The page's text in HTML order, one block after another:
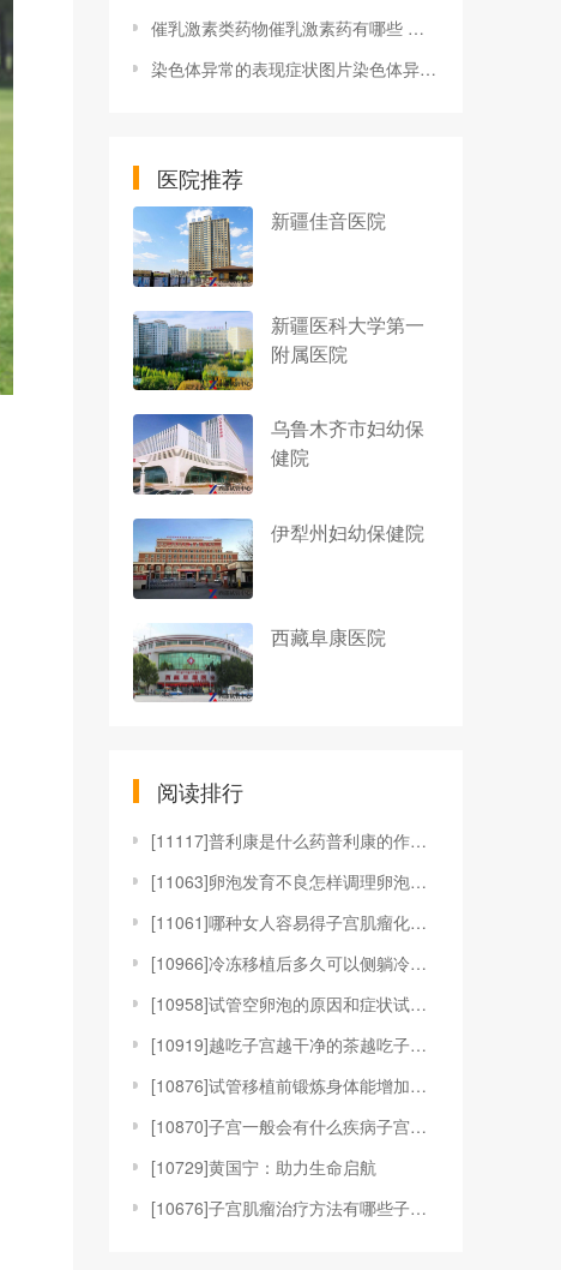
催乳激素类药物催乳激素药有哪些 治疗催乳激素高的中药方子有哪些
染色体异常的表现症状图片染色体异常—染色体数目异常
医院推荐
新疆佳音医院
新疆医科大学第一
附属医院
乌鲁木齐市妇幼保
健院
伊犁州妇幼保健院
西藏阜康医院
阅读排行
[11117]普利康是什么药普利康的作用和疗效是什么普
[11063]卵泡发育不良怎样调理卵泡发育不良是什么原
[11061]哪种女人容易得子宫肌瘤化解子宫肌瘤的食物
[10966]冷冻移植后多久可以侧躺冷冻胚胎移植后可以
[10958]试管空卵泡的原因和症状试管促排空卵泡怎么
[10919]越吃子宫越干净的茶越吃子宫越干净的食物人
[10876]试管移植前锻炼身体能增加成功率吗试管移植
[10870]子宫一般会有什么疾病子宫一般会有哪些问题
[10729]黄国宁：助力生命启航
[10676]子宫肌瘤治疗方法有哪些子宫肌瘤的治疗方法